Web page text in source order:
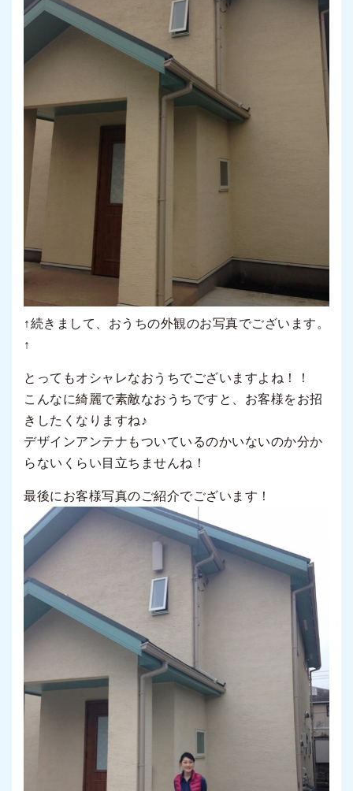
↑続きまして、おうちの外観のお写真でございます。
↑
とってもオシャレなおうちでございますよね！！
こんなに綺麗で素敵なおうちですと、お客様をお招
きしたくなりますね♪
デザインアンテナもついているのかいないのか分か
らないくらい目立ちませんね！
最後にお客様写真のご紹介でございます！